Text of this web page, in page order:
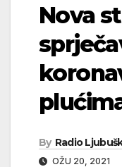
Nova
By Radio
OŽU 20, 2021